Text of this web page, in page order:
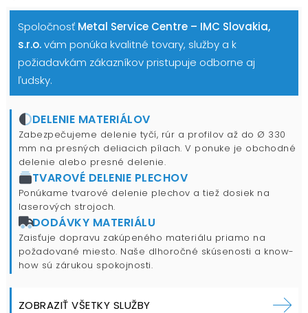
Spoločnosť Metal Service Centre – IMC Slovakia,
s.r.o.vám ponúka kvalitné tovary, služby a k
požiadavkám zákazníkov pristupuje odborne aj
ľudsky.
DELENIE MATERIÁLOV
Zabezpečujeme delenie tyčí, rúr a profilov až do Ø 330
mm na presných deliacich pílach. V ponuke je obchodné
delenie alebo presné delenie.
TVAROVÉ DELENIE PLECHOV
Ponúkame tvarové delenie plechov a tiež dosiek na
laserových strojoch.
DODÁVKY MATERIÁLU
Zaisťuje dopravu zakúpeného materiálu priamo na
požadované miesto. Naše dlhoročné skúsenosti a know-
how sú zárukou spokojnosti.
ZOBRAZIŤ VŠETKY SLUŽBY